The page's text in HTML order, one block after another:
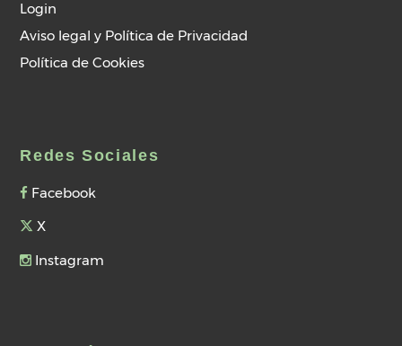
Login
Aviso legal y Política de Privacidad
Política de Cookies
Redes Sociales
Facebook
X
Instagram